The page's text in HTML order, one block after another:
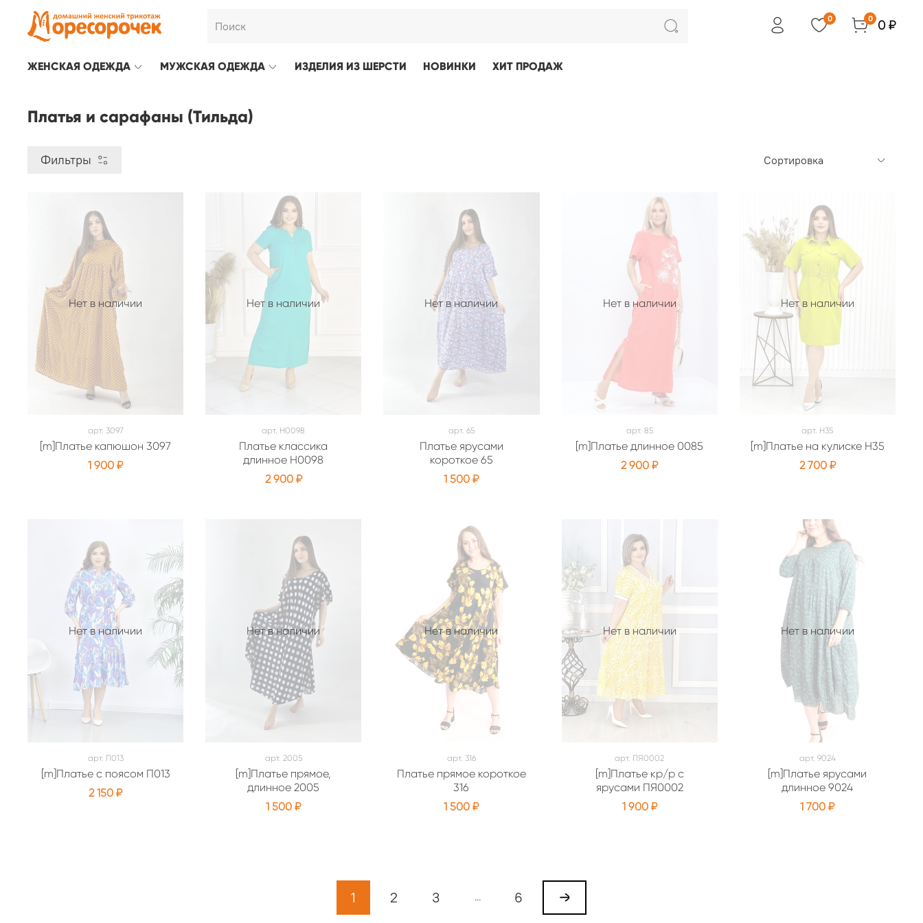
0 0
0 ₽
ЖЕНСКАЯ ОДЕЖДА МУЖСКАЯ ОДЕЖДА ИЗДЕЛИЯ ИЗ ШЕРСТИ НОВИНКИ ХИТ ПРОДАЖ
Платья и сарафаны (Тильда)
Фильтры
Нет в наличии
арт. 3097
[m]Платье капюшон 3097
1 900 ₽
Нет в наличии
арт. Н0098
Платье классика
длинное Н0098
2 900 ₽
Нет в наличии
арт. 65
Платье ярусами
короткое 65
1 500 ₽
Нет в наличии
арт. 85
[m]Платье длинное 0085
2 900 ₽
Нет в наличии
арт. Н35
[m]Платье на кулиске Н35
2 700 ₽
Нет в наличии
арт. П013
[m]Платье с поясом П013
2 150 ₽
Нет в наличии
арт. 2005
[m]Платье прямое,
длинное 2005
1 500 ₽
Нет в наличии
арт. 316
Платье прямое короткое
316
1 500 ₽
Нет в наличии
арт. ПЯ0002
[m]Платье кр/р с
ярусами ПЯ0002
1 900 ₽
Нет в наличии
арт. 9024
[m]Платье ярусами
длинное 9024
1 700 ₽
1 2 3 … 6